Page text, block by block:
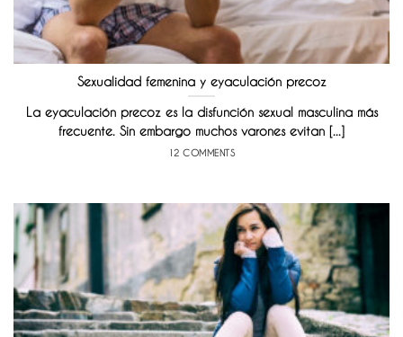
Sexualidad femenina y eyaculación precoz
La eyaculación precoz es la disfunción sexual masculina más
frecuente. Sin embargo muchos varones evitan [...]
12 COMMENTS